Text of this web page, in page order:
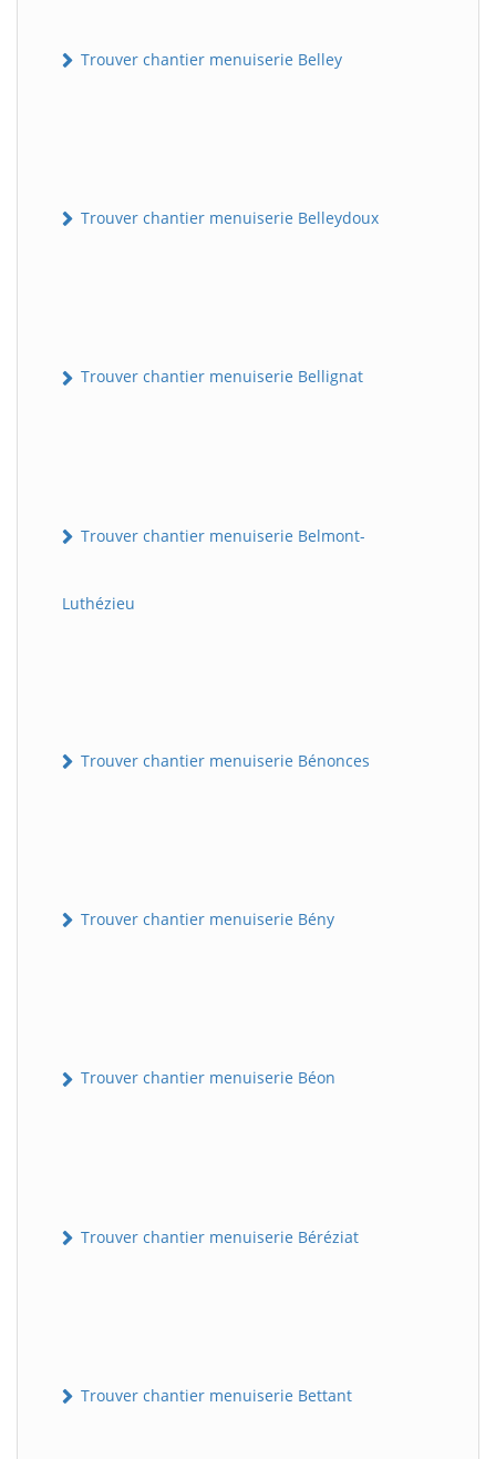
Trouver chantier menuiserie Belley
Trouver chantier menuiserie Belleydoux
Trouver chantier menuiserie Bellignat
Trouver chantier menuiserie Belmont-
Luthézieu
Trouver chantier menuiserie Bénonces
Trouver chantier menuiserie Bény
Trouver chantier menuiserie Béon
Trouver chantier menuiserie Béréziat
Trouver chantier menuiserie Bettant